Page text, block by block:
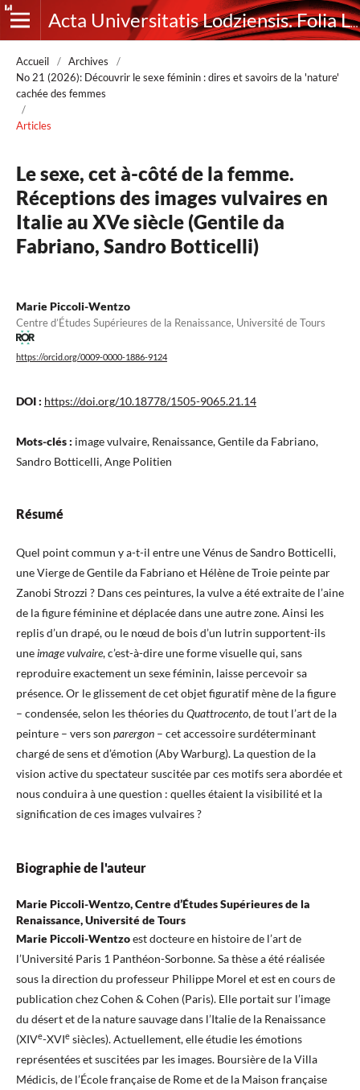
Acta Universitatis Lodziensis. Folia Litteraria Romanica
Accueil / Archives
/
No 21 (2026): Découvrir le sexe féminin : dires et savoirs de la 'nature'
cachée des femmes
/
Articles
Le sexe, cet à-côté de la femme.
Réceptions des images vulvaires en
Italie au XVe siècle (Gentile da
Fabriano, Sandro Botticelli)
Marie Piccoli-Wentzo
Centre d’Études Supérieures de la Renaissance, Université de Tours
https://orcid.org/0009-0000-1886-9124
DOI : https://doi.org/10.18778/1505-9065.21.14
Mots-clés : image vulvaire, Renaissance, Gentile da Fabriano,
Sandro Botticelli, Ange Politien
Résumé
Quel point commun y a-t-il entre une Vénus de Sandro Botticelli,
une Vierge de Gentile da Fabriano et Hélène de Troie peinte par
Zanobi Strozzi ? Dans ces peintures, la vulve a été extraite de l’aine
de la figure féminine et déplacée dans une autre zone. Ainsi les
replis d’un drapé, ou le nœud de bois d’un lutrin supportent-ils
uneimage vulvaire, c’est-à-dire une forme visuelle qui, sans
reproduire exactement un sexe féminin, laisse percevoir sa
présence. Or le glissement de cet objet figuratif mène de la figure
– condensée, selon les théories du Quattrocento, de tout l’art de la
peinture – vers son parergon – cet accessoire surdéterminant
chargé de sens et d’émotion (Aby Warburg). La question de la
vision active du spectateur suscitée par ces motifs sera abordée et
nous conduira à une question : quelles étaient la visibilité et la
signification de ces images vulvaires ?
Biographie de l'auteur
Marie Piccoli-Wentzo, Centre d’Études Supérieures de la
Renaissance, Université de Tours
Marie Piccoli-Wentzoest docteure en histoire de l’art de
l’Université Paris 1 Panthéon-Sorbonne. Sa thèse a été réalisée
sous la direction du professeur Philippe Morel et est en cours de
publication chez Cohen & Cohen (Paris). Elle portait sur l’image
du désert et de la nature sauvage dans l’Italie de la Renaissance
(XIVe-XVIe siècles). Actuellement, elle étudie les émotions
représentées et suscitées par les images. Boursière de la Villa
Médicis, de l’École française de Rome et de la Maison française